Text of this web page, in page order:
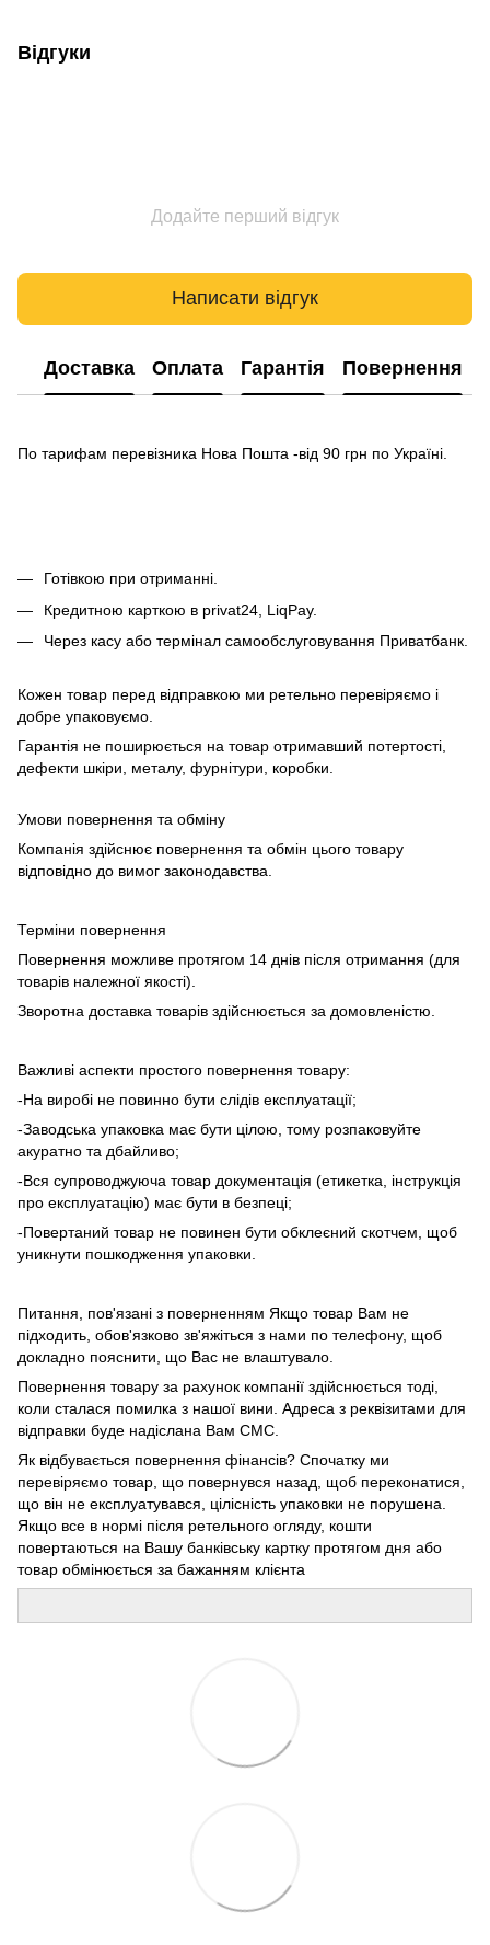
Відгуки
Додайте перший відгук
Написати відгук
Доставка Оплата Гарантія Повернення
По тарифам перевізника Нова Пошта -від 90 грн по Україні.
Готівкою при отриманні.
Кредитною карткою в privat24, LiqPay.
Через касу або термінал самообслуговування Приватбанк.
Кожен товар перед відправкою ми ретельно перевіряємо і
добре упаковуємо.
Гарантія не поширюється на товар отримавший потертості,
дефекти шкіри, металу, фурнітури, коробки.
Умови повернення та обміну
Компанія здійснює повернення та обмін цього товару
відповідно до вимог законодавства.
Терміни повернення
Повернення можливе протягом 14 днів після отримання (для
товарів належної якості).
Зворотна доставка товарів здійснюється за домовленістю.
Важливі аспекти простого повернення товару:
-На виробі не повинно бути слідів експлуатації;
-Заводська упаковка має бути цілою, тому розпаковуйте
акуратно та дбайливо;
-Вся супроводжуюча товар документація (етикетка, інструкція
про експлуатацію) має бути в безпеці;
-Повертаний товар не повинен бути обклеєний скотчем, щоб
уникнути пошкодження упаковки.
Питання, пов'язані з поверненням Якщо товар Вам не
підходить, обов'язково зв'яжіться з нами по телефону, щоб
докладно пояснити, що Вас не влаштувало.
Повернення товару за рахунок компанії здійснюється тоді,
коли сталася помилка з нашої вини. Адреса з реквізитами для
відправки буде надіслана Вам СМС.
Як відбувається повернення фінансів? Спочатку ми
перевіряємо товар, що повернувся назад, щоб переконатися,
що він не експлуатувався, цілісність упаковки не порушена.
Якщо все в нормі після ретельного огляду, кошти
повертаються на Вашу банківську картку протягом дня або
товар обмінюється за бажанням клієнта